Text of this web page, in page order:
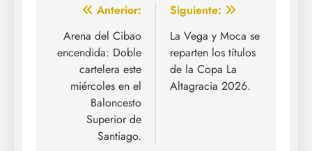
Navegación
de
entradas
Anterior:
Arena del Cibao
encendida: Doble
cartelera este
miércoles en el
Baloncesto
Superior de
Santiago.
Siguiente:
La Vega y Moca se
reparten los títulos
de la Copa La
Altagracia 2026.